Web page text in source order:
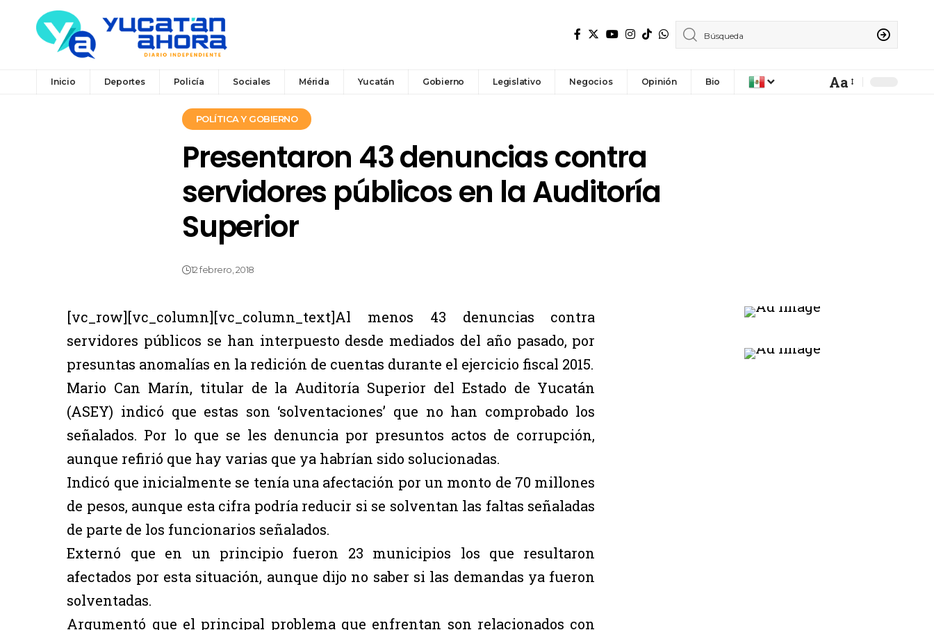
Inicio Deportes Policía Sociales Mérida Yucatán Gobierno Legislativo Negocios Opinión Bio Aa
POLÍTICA Y GOBIERNO
Presentaron 43 denuncias contra
servidores públicos en la Auditoría
Superior
12 febrero, 2018
[vc_row][vc_column][vc_column_text]Al menos 43 denuncias contra
servidores públicos se han interpuesto desde mediados del año pasado, por
presuntas anomalías en la redición de cuentas durante el ejercicio fiscal 2015.
Mario Can Marín, titular de la Auditoría Superior del Estado de Yucatán
(ASEY) indicó que estas son ‘solventaciones’ que no han comprobado los
señalados. Por lo que se les denuncia por presuntos actos de corrupción,
aunque refirió que hay varias que ya habrían sido solucionadas.
Indicó que inicialmente se tenía una afectación por un monto de 70 millones
de pesos, aunque esta cifra podría reducir si se solventan las faltas señaladas
de parte de los funcionarios señalados.
Externó que en un principio fueron 23 municipios los que resultaron
afectados por esta situación, aunque dijo no saber si las demandas ya fueron
solventadas.
Argumentó que el principal problema que enfrentan son relacionados con